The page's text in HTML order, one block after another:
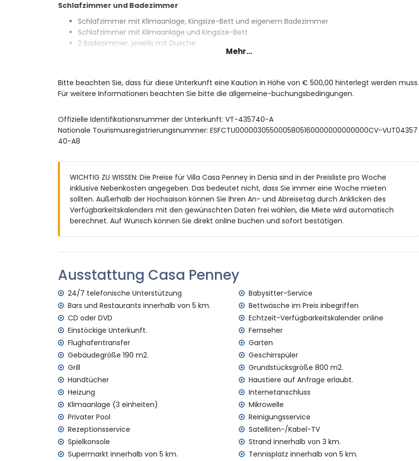
Schlafzimmer und Badezimmer
Schlafzimmer mit Klimaanlage, Kingsize-Bett und eigenem Badezimmer
Schlafzimmer mit Klimaanlage und Kingsize-Bett
2 Badezimmer, jeweils mit Dusche
Beheizter Privatpool mit den Maßen 8m x 4m und 2m Tiefe
Garten mit Kies und Bäumen
Grill
Außendusche
Nächste Stadt innerhalb von 5 Kilometern von der Villa
Nächster Strand: Las Marinas (innerhalb von 3 Kilometern von der Villa)
Nächster Flughafen: Valencia (innerhalb von 100 Kilometern von der Villa)
Öffentliche Verkehrsmittel in der Nähe: Bus innerhalb von 5 Kilometern und Zug innerhalb von 5
Kilometern
Bitte konsultieren Sie, ob Haustiere erlaubt sind
Bettwäsche und Handtücher
Rezeptionsservice und 24-Stunden-Notdienst
Spielkonsole (PlayStation 2)
Ausstattungen und Dienstleistungen gegen Aufpreis
Flughafentransfer
Reinigungsdienst, Wäscheservice und Babysitting-Service
Zentralheizung und Klimaanlage
Pohbeheizung
Sportmöglichkeiten
Tennis (innerhalb von 5 Kilometern von der Villa)
Golf und Reiten (innerhalb von 10 Kilometern von der Villa)
Mehr...
Bitte beachten Sie, dass für diese Unterkunft eine Kaution in Höhe von € 500,00 hinterlegt werden muss.
Für weitere Informationen beachten Sie bitte die allgemeine-buchungsbedingungen.
Offizielle Identifikationsnummer der Unterkunft: VT-435740-A
Nationale Tourismusregistrierungsnummer: ESFCTU0000030550005805160000000000000CV-VUT04357
40-A8
WICHTIG ZU WISSEN: Die Preise für Villa Casa Penney in Denia sind in der Preisliste pro Woche
inklusive Nebenkosten angegeben. Das bedeutet nicht, dass Sie immer eine Woche mieten
sollten. Außerhalb der Hochsaison können Sie Ihren An- und Abreisetag durch Anklicken des
Verfügbarkeitskalenders mit den gewünschten Daten frei wählen, die Miete wird automatisch
berechnet. Auf Wunsch können Sie direkt online buchen und sofort bestätigen.
Ausstattung Casa Penney
24/7 telefonische Unterstützung
Babysitter-Service
Bars und Restaurants innerhalb von 5 km.
Bettwäsche im Preis inbegriffen
CD oder DVD
Echtzeit-Verfügbarkeitskalender online
Einstöckige Unterkunft.
Fernseher
Flughafentransfer
Garten
Gebäudegröße 190 m2.
Geschirrspüler
Grill
Grundstücksgröße 800 m2.
Handtücher
Haustiere auf Anfrage erlaubt.
Heizung
Internetanschluss
Klimaanlage (3 einheiten)
Mikrowelle
Privater Pool
Reinigungsservice
Rezeptionsservice
Satelliten-/Kabel-TV
Spielkonsole
Strand innerhalb von 3 km.
Supermarkt innerhalb von 5 km.
Tennisplatz innerhalb von 5 km.